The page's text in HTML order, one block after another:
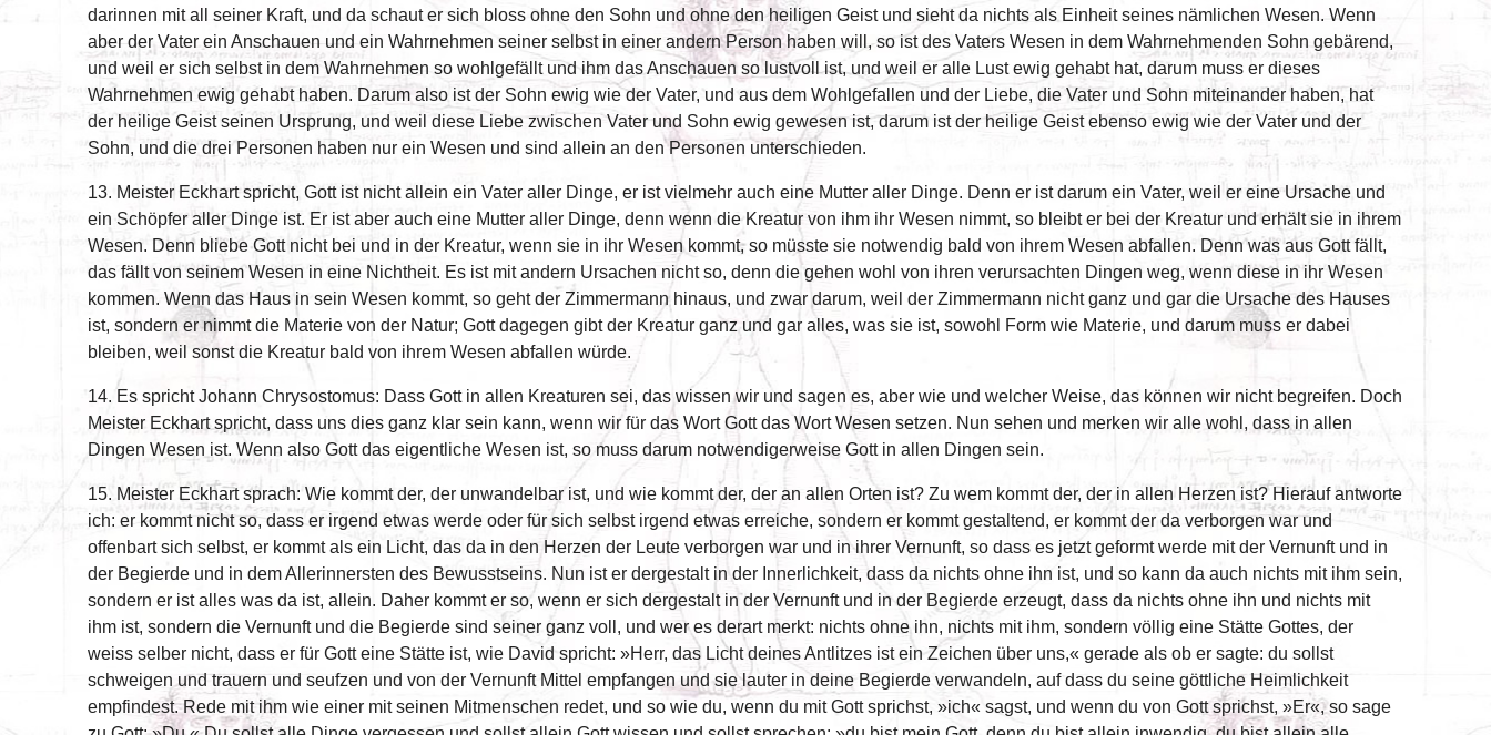
darinnen mit all seiner Kraft, und da schaut er sich bloss ohne den Sohn und ohne den heiligen Geist und sieht da nichts als Einheit seines nämlichen Wesen. Wenn
aber der Vater ein Anschauen und ein Wahrnehmen seiner selbst in einer andern Person haben will, so ist des Vaters Wesen in dem Wahrnehmenden Sohn gebärend,
und weil er sich selbst in dem Wahrnehmen so wohlgefällt und ihm das Anschauen so lustvoll ist, und weil er alle Lust ewig gehabt hat, darum muss er dieses
Wahrnehmen ewig gehabt haben. Darum also ist der Sohn ewig wie der Vater, und aus dem Wohlgefallen und der Liebe, die Vater und Sohn miteinander haben, hat
der heilige Geist seinen Ursprung, und weil diese Liebe zwischen Vater und Sohn ewig gewesen ist, darum ist der heilige Geist ebenso ewig wie der Vater und der
Sohn, und die drei Personen haben nur ein Wesen und sind allein an den Personen unterschieden.
13. Meister Eckhart spricht, Gott ist nicht allein ein Vater aller Dinge, er ist vielmehr auch eine Mutter aller Dinge. Denn er ist darum ein Vater, weil er eine Ursache und
ein Schöpfer aller Dinge ist. Er ist aber auch eine Mutter aller Dinge, denn wenn die Kreatur von ihm ihr Wesen nimmt, so bleibt er bei der Kreatur und erhält sie in ihrem
Wesen. Denn bliebe Gott nicht bei und in der Kreatur, wenn sie in ihr Wesen kommt, so müsste sie notwendig bald von ihrem Wesen abfallen. Denn was aus Gott fällt,
das fällt von seinem Wesen in eine Nichtheit. Es ist mit andern Ursachen nicht so, denn die gehen wohl von ihren verursachten Dingen weg, wenn diese in ihr Wesen
kommen. Wenn das Haus in sein Wesen kommt, so geht der Zimmermann hinaus, und zwar darum, weil der Zimmermann nicht ganz und gar die Ursache des Hauses
ist, sondern er nimmt die Materie von der Natur; Gott dagegen gibt der Kreatur ganz und gar alles, was sie ist, sowohl Form wie Materie, und darum muss er dabei
bleiben, weil sonst die Kreatur bald von ihrem Wesen abfallen würde.
14. Es spricht Johann Chrysostomus: Dass Gott in allen Kreaturen sei, das wissen wir und sagen es, aber wie und welcher Weise, das können wir nicht begreifen. Doch
Meister Eckhart spricht, dass uns dies ganz klar sein kann, wenn wir für das Wort Gott das Wort Wesen setzen. Nun sehen und merken wir alle wohl, dass in allen
Dingen Wesen ist. Wenn also Gott das eigentliche Wesen ist, so muss darum notwendigerweise Gott in allen Dingen sein.
15. Meister Eckhart sprach: Wie kommt der, der unwandelbar ist, und wie kommt der, der an allen Orten ist? Zu wem kommt der, der in allen Herzen ist? Hierauf antworte
ich: er kommt nicht so, dass er irgend etwas werde oder für sich selbst irgend etwas erreiche, sondern er kommt gestaltend, er kommt der da verborgen war und
offenbart sich selbst, er kommt als ein Licht, das da in den Herzen der Leute verborgen war und in ihrer Vernunft, so dass es jetzt geformt werde mit der Vernunft und in
der Begierde und in dem Allerinnersten des Bewusstseins. Nun ist er dergestalt in der Innerlichkeit, dass da nichts ohne ihn ist, und so kann da auch nichts mit ihm sein,
sondern er ist alles was da ist, allein. Daher kommt er so, wenn er sich dergestalt in der Vernunft und in der Begierde erzeugt, dass da nichts ohne ihn und nichts mit
ihm ist, sondern die Vernunft und die Begierde sind seiner ganz voll, und wer es derart merkt: nichts ohne ihn, nichts mit ihm, sondern völlig eine Stätte Gottes, der
weiss selber nicht, dass er für Gott eine Stätte ist, wie David spricht: »Herr, das Licht deines Antlitzes ist ein Zeichen über uns,« gerade als ob er sagte: du sollst
schweigen und trauern und seufzen und von der Vernunft Mittel empfangen und sie lauter in deine Begierde verwandeln, auf dass du seine göttliche Heimlichkeit
empfindest. Rede mit ihm wie einer mit seinen Mitmenschen redet, und so wie du, wenn du mit Gott sprichst, »ich« sagst, und wenn du von Gott sprichst, »Er«, so sage